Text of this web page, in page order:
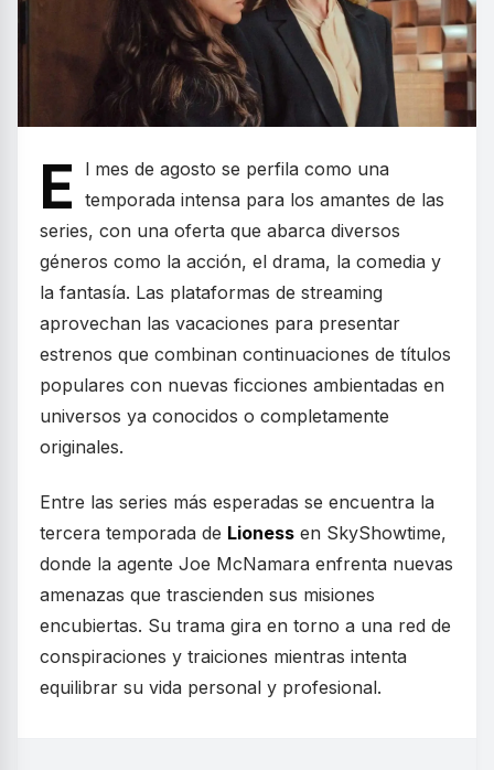
E
l mes de agosto se perfila como una
temporada intensa para los amantes de las
series, con una oferta que abarca diversos
géneros como la acción, el drama, la comedia y
la fantasía. Las plataformas de streaming
aprovechan las vacaciones para presentar
estrenos que combinan continuaciones de títulos
populares con nuevas ficciones ambientadas en
universos ya conocidos o completamente
originales.
Entre las series más esperadas se encuentra la
tercera temporada de Lioness en SkyShowtime,
donde la agente Joe McNamara enfrenta nuevas
amenazas que trascienden sus misiones
encubiertas. Su trama gira en torno a una red de
conspiraciones y traiciones mientras intenta
equilibrar su vida personal y profesional.